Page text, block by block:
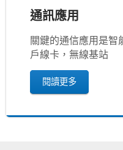
通訊應用
關鍵的通信應用是智
戶線卡，無線基站
閱讀更多